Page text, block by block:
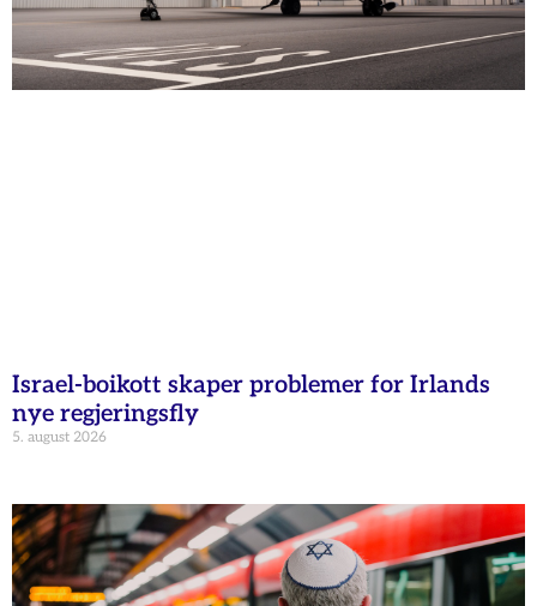
Israel-boikott skaper problemer for Irlands
nye regjeringsfly
5. august 2026